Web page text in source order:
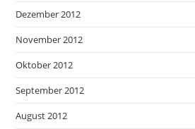
Dezember 2012
November 2012
Oktober 2012
September 2012
August 2012